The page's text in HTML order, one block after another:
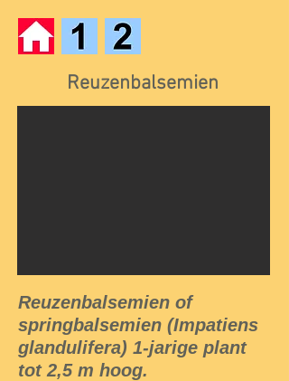
Reuzenbalsemien
Reuzenbalsemien of
springbalsemien (Impatiens
glandulifera) 1-jarige plant
tot 2,5 m hoog.